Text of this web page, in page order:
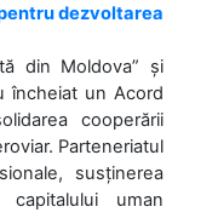
dezvoltarea
din Moldova” și
încheiat un Acord
cooperării
Parteneriatul
susținerea
uman